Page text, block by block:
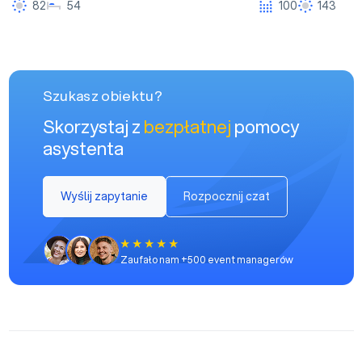
82
54
100
143
Szukasz obiektu?
Skorzystaj zbezpłatnejpomocy
asystenta
Wyślij zapytanie Rozpocznij czat
Zaufało nam +500 event managerów